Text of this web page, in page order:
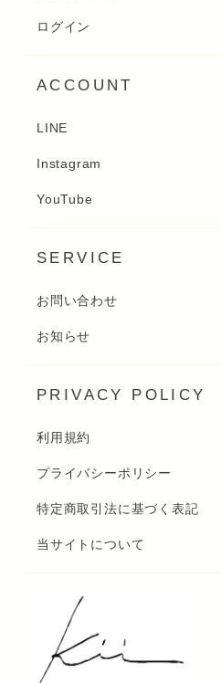
ログイン
ACCOUNT
LINE
Instagram
YouTube
SERVICE
お問い合わせ
お知らせ
PRIVACY POLICY
利用規約
プライバシーポリシー
特定商取引法に基づく表記
当サイトについて